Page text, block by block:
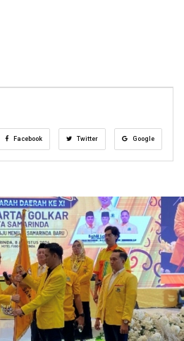
Facebook Twitter Google